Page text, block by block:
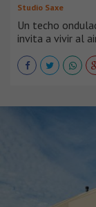
Studio Saxe
Un techo
invita a vivir al